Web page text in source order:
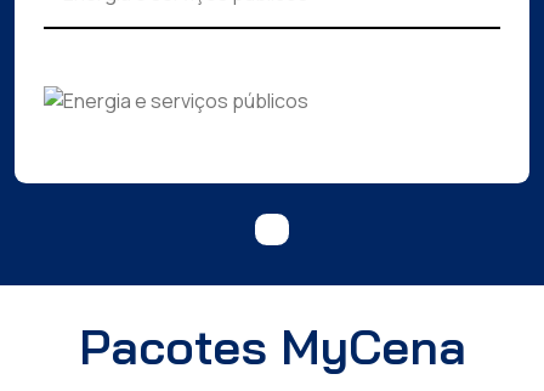
Pacotes MyCena